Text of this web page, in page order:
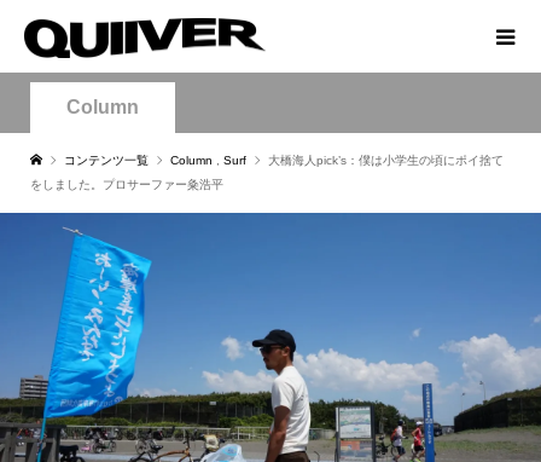
Column
コンテンツ一覧 Column Surf
大橋海人pick’s：僕は小学生の頃にポイ捨て
をしました。プロサーファー粂浩平